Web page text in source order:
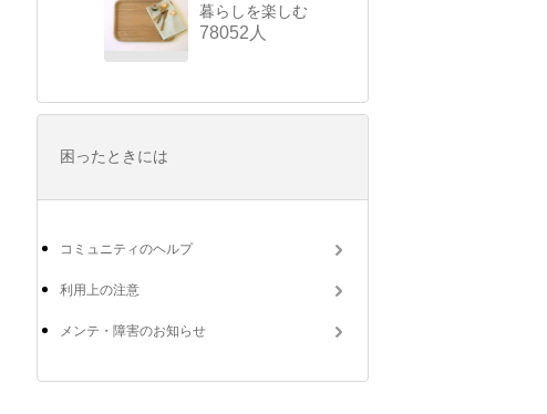
暮らしを楽しむ
78052人
困ったときには
コミュニティのヘルプ
利用上の注意
メンテ・障害のお知らせ